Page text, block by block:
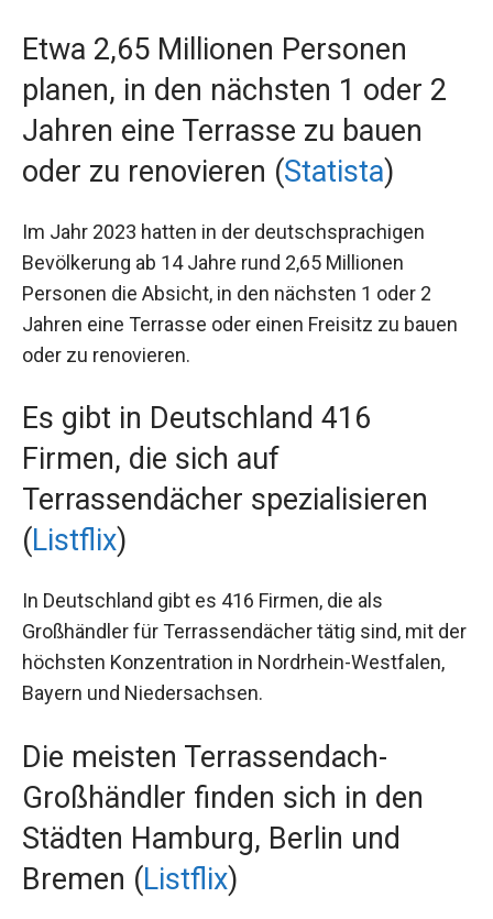
Etwa 2,65 Millionen Personen
planen, in den nächsten 1 oder 2
Jahren eine Terrasse zu bauen
oder zu renovieren (Statista)
Im Jahr 2023 hatten in der deutschsprachigen
Bevölkerung ab 14 Jahre rund 2,65 Millionen
Personen die Absicht, in den nächsten 1 oder 2
Jahren eine Terrasse oder einen Freisitz zu bauen
oder zu renovieren.
Es gibt in Deutschland 416
Firmen, die sich auf
Terrassendächer spezialisieren
(Listflix)
In Deutschland gibt es 416 Firmen, die als
Großhändler für Terrassendächer tätig sind, mit der
höchsten Konzentration in Nordrhein-Westfalen,
Bayern und Niedersachsen.
Die meisten Terrassendach-
Großhändler finden sich in den
Städten Hamburg, Berlin und
Bremen (Listflix)